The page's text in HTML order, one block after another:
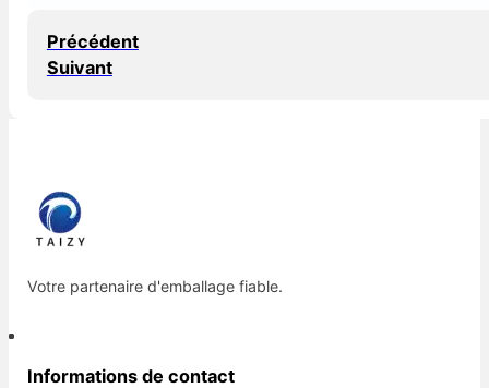
Précédent
Suivant
Votre partenaire d'emballage fiable.
Informations de contact